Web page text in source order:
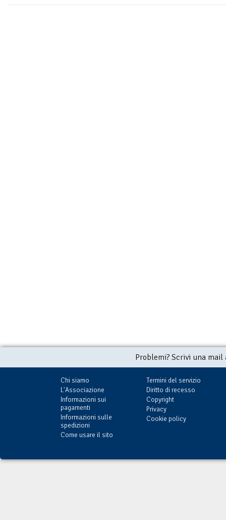
Problemi? Scrivi una
Chi siamo
L'Associazione
Informazioni sui
pagamenti
Informazioni sulle
spedizioni
Come usare il sito
Termini del servizio
Diritto di recesso
Copyright
Privacy
Cookie policy